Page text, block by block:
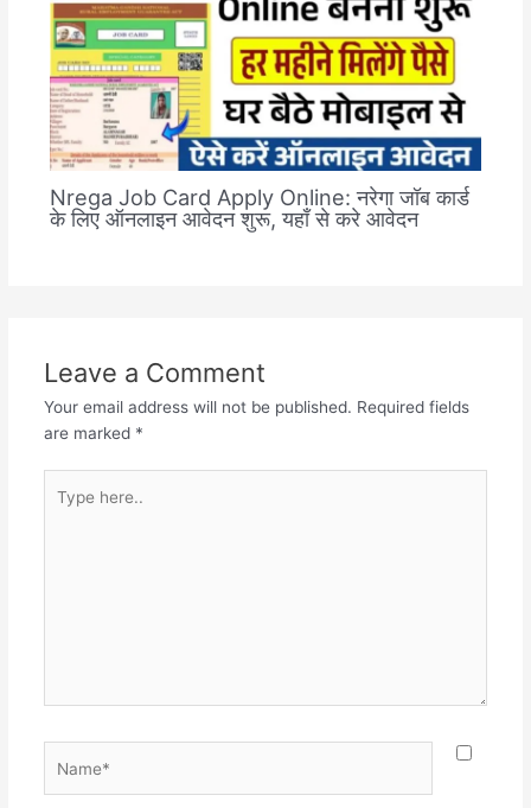
Nrega Job Card Apply Online: नरेगा जॉब कार्ड
के लिए ऑनलाइन आवेदन शुरू, यहाँ से करे आवेदन
Leave a Comment
Your email address will not be published. Required fields
are marked *
here..